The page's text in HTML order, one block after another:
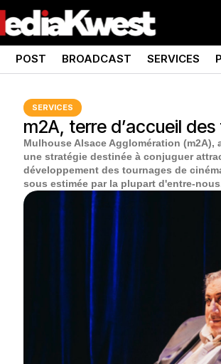
POST BROADCAST SERVICES
SERVICES
m2A, terre d’accueil
Mulhouse Alsace Agglomération
une stratégie destinée à conjuguer
développement des tournages de
sous estimée par la plupart d'entre-